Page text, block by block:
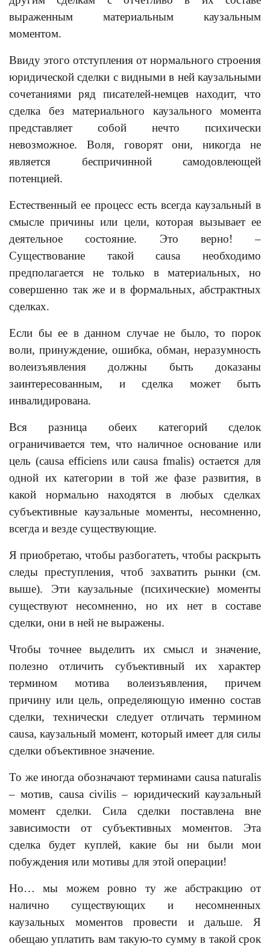
выраженным материальным каузальным
моментом.
Ввиду этого отступления от нормального строения
юридической сделки с видными в ней каузальными
сочетаниями ряд писателей-немцев находит, что
сделка без материального каузального момента
представляет собой нечто психически
невозможное. Воля, говорят они, никогда не
является беспричинной самодовлеющей
потенцией.
Естественный ее процесс есть всегда каузальный в
смысле причины или цели, которая вызывает ее
деятельное состояние. Это верно! –
Существование такой causa необходимо
предполагается не только в материальных, но
совершенно так же и в формальных, абстрактных
сделках.
Если бы ее в данном случае не было, то порок
воли, принуждение, ошибка, обман, неразумность
волеизъявления должны быть доказаны
заинтересованным, и сделка может быть
инвалидирована.
Вся разница обеих категорий сделок
ограничивается тем, что наличное основание или
цель (causa efficiens или causa fmalis) остается для
одной их категории в той же фазе развития, в
какой нормально находятся в любых сделках
субъективные каузальные моменты, несомненно,
всегда и везде существующие.
Я приобретаю, чтобы разбогатеть, чтобы раскрыть
следы преступления, чтоб захватить рынки (см.
выше). Эти каузальные (психические) моменты
существуют несомненно, но их нет в составе
сделки, они в ней не выражены.
Чтобы точнее выделить их смысл и значение,
полезно отличить субъективный их характер
термином мотива волеизъявления, причем
причину или цель, определяющую именно состав
сделки, технически следует отличать термином
causa, каузальный момент, который имеет для силы
сделки объективное значение.
То же иногда обозначают терминами causa naturalis
– мотив, causa civilis – юридический каузальный
момент сделки. Сила сделки поставлена вне
зависимости от субъективных моментов. Эта
сделка будет куплей, какие бы ни были мои
побуждения или мотивы для этой операции!
Но… мы можем ровно ту же абстракцию от
налично существующих и несомненных
каузальных моментов провести и дальше. Я
обещаю уплатить вам такую-то сумму в такой срок